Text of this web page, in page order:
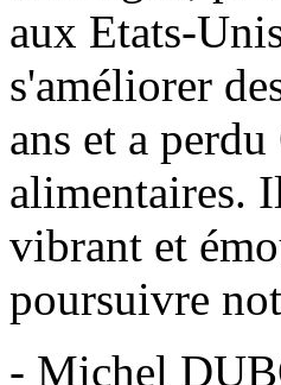
aux Etats-
s'améliorer
ans et a
alimentaires.
vibrant et
poursuivre
- Michel